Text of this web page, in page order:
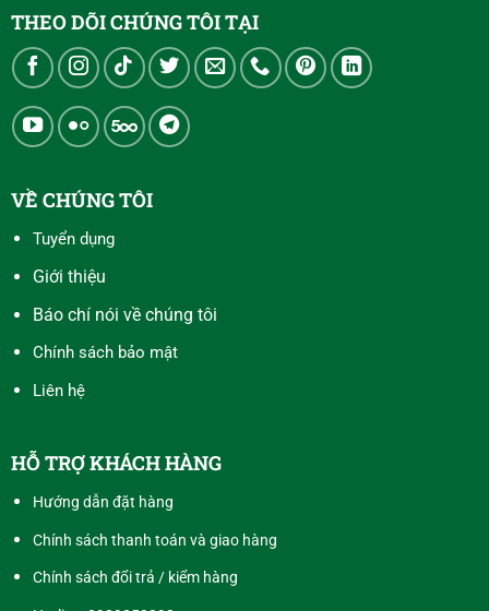
THEO DÕI CHÚNG TÔI TẠI
VỀ CHÚNG TÔI
Tuyển dụng
Giới thiệu
Báo chí nói về chúng tôi
Chính sách bảo mật
Liên hệ
HỖ TRỢ KHÁCH HÀNG
Hướng dẫn đặt hàng
Chính sách thanh toán và giao hàng
Chính sách đổi trả / kiểm hàng